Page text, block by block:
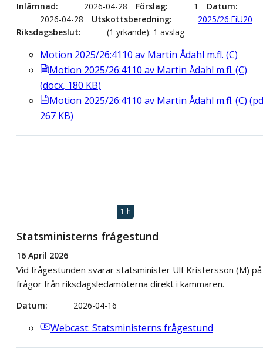
Inlämnad 2026-04-28 Förslag 1
Datum
2026-04-28
Utskottsberedning
2025/26:FiU20
Riksdagsbeslut
(1 yrkande): 1 avslag
Motion 2025/26:4110 av Martin Ådahl m.fl. (C)
Motion 2025/26:4110 av Martin Ådahl m.fl. (C)
(docx, 180 KB)
Motion 2025/26:4110 av Martin Ådahl m.fl. (C) (
267 KB)
1 h
Statsministerns frågestund
16 April 2026
Vid frågestunden svarar statsminister Ulf Kristersson (M) på
frågor från riksdagsledamöterna direkt i kammaren.
Datum 2026-04-16
Webcast: Statsministerns frågestund